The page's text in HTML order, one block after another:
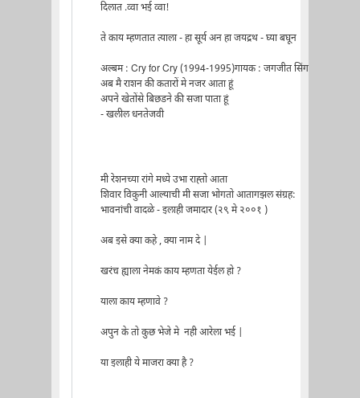
दिलात .व्वा भई व्वा!
ते काय म्हणतात त्याला - हा सूर्य अन हा जयद्रथ - घ्या बघून
अल्बम : Cry for Cry (1994-1995)गायक : जगजीत सिंग
अब मै राशन की कतारों मे नजर आता हूं
अपने खेतोंसे बिछडने की सजा पाता हूं
- खलील धनतेजवी
मी रेशनच्या रांगे मध्ये उभा राह्तो आता
शिवार विकुनी आल्याची मी सजा भोगतो आतागझल संग्रह:
भावनांची वादळे - इलाही जमादार (२९ मे २००१ )
अब इसे क्या कहे , क्या नाम दे |
खरंच ह्याला नेमकं काय म्हणता येईल हो ?
याला काय म्हणावे ?
अपुन के तो कुछ भेजे मे नही आरेला भई |
या इलाही ये माजरा क्या है ?